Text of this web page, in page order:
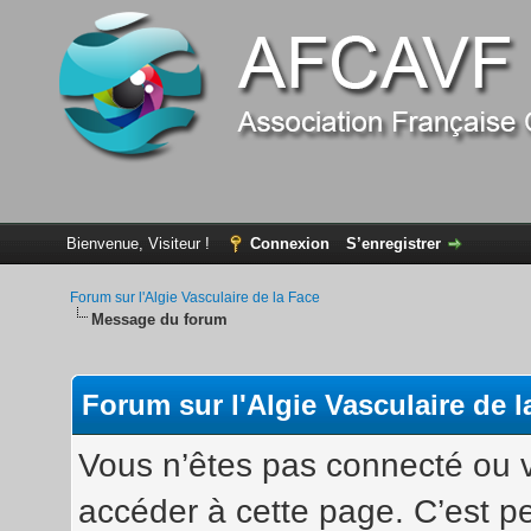
Bienvenue, Visiteur ! Connexion S’enregistrer
Forum sur l'Algie Vasculaire de la Face
Message du forum
Forum sur l'Algie Vasculaire de
Vous n’êtes pas connecté ou
accéder à cette page. C’est